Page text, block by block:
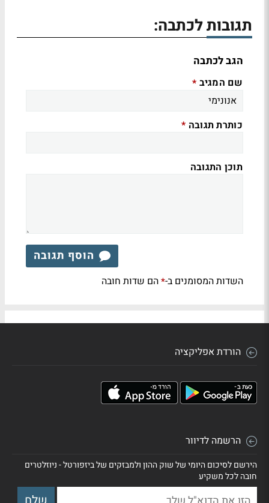
תגובות לכתבה:
הגב לכתבה
שם המגיב *
כותרת תגובה *
תוכן התגובה
הוסף תגובה
השדות המסומנים ב-*הם שדות חובה
הורדת אפליקציה
הרשמה לדיוור
הירשם לסיכום היומי של שוק ההון ולמבזקים של ביזפורטל - ניוזלטרים
חובה לכל משקיע